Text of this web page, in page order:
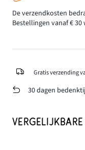
De verzendkosten
Bestellingen vanaf €
Gratis verzending
30 dagen